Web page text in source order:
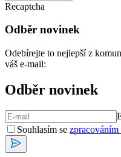
Recaptcha
Odběr novinek
Odebírejte to nejlepší z
váš e-mail:
Odběr novinek
Souhlasím se zpracováním